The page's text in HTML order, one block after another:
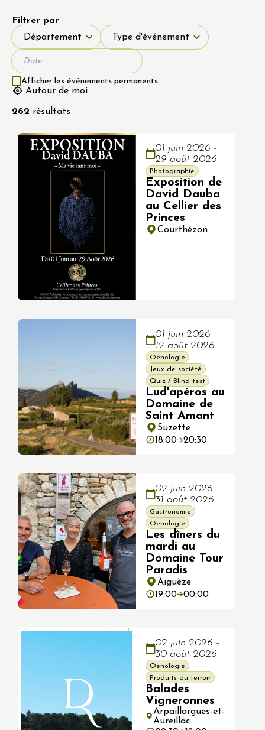
Autour de moi
Filtrer par
Département
Département
Type d'événement
Type d'événement
Afficher les événements permanents
262 résultats
01 juin 2026 -
29 août 2026
Photographie
Exposition de
David Dauba
au Cellier des
Princes
Courthézon
01 juin 2026 -
12 août 2026
Oenologie
Jeux de société
Quiz / Blind test
Lud'apéros au
Domaine de
Saint Amant
Suzette
18:00
20:30
02 juin 2026 -
31 août 2026
Gastronomie
Oenologie
Les dîners du
mardi au
Domaine Tour
Paradis
Aiguèze
19:00
00:00
02 juin 2026 -
30 août 2026
Oenologie
Produits du terroir
Balades
Vigneronnes
Arpaillargues-et-
Aureillac